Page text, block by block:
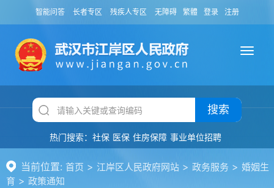
智能问答 长者专区 残疾人专区 无障碍 繁體 登录 注册
搜索
热门搜索： 社保 医保 住房保障 事业单位招聘
当前位置: 首页 > 江岸区人民政府网站 > 政务服务 > 婚姻生
育 > 政策通知